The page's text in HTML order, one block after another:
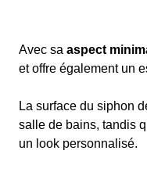
Avec sa aspect
et offre également un
La surface du siphon
salle de bains, tandis
un look personnalisé.